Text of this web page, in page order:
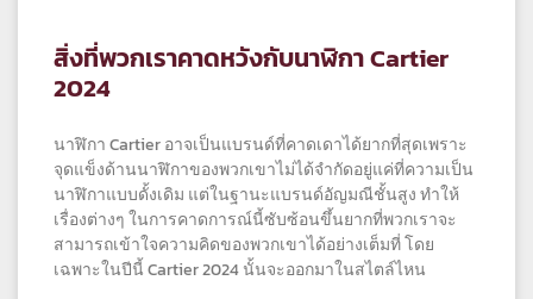
สิ่งที่พวกเราคาดหวังกับนาฬิกา Cartier
2024
นาฬิกา Cartier อาจเป็นแบรนด์ที่คาดเดาได้ยากที่สุดเพราะ
จุดแข็งด้านนาฬิกาของพวกเขาไม่ได้จำกัดอยู่แค่ที่ความเป็น
นาฬิกาแบบดั้งเดิม แต่ในฐานะแบรนด์อัญมณีชั้นสูง ทำให้
เรื่องต่างๆ ในการคาดการณ์นี้ซับซ้อนขึ้นยากที่พวกเราจะ
สามารถเข้าใจความคิดของพวกเขาได้อย่างเต็มที่ โดย
เฉพาะในปีนี้ Cartier 2024 นั้นจะออกมาในสไตล์ไหน